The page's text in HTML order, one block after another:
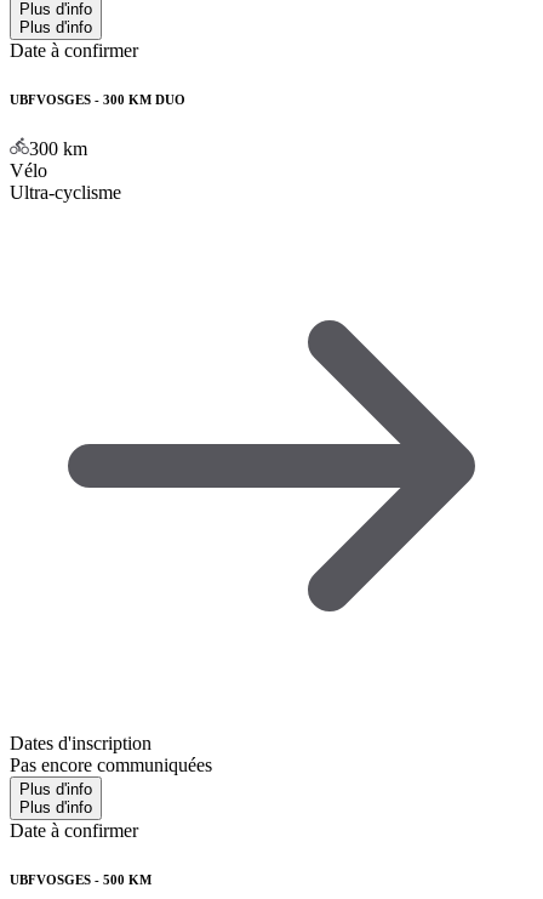
Plus d'info
Plus d'info
Date à confirmer
UBFVOSGES - 300 KM DUO
300 km
Vélo
Ultra-cyclisme
Dates d'inscription
Pas encore communiquées
Plus d'info
Plus d'info
Date à confirmer
UBFVOSGES - 500 KM